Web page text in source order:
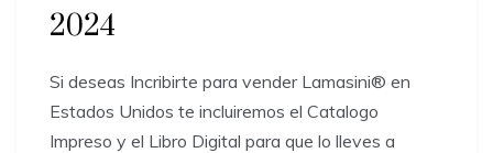
2024
Si deseas Incribirte para vender Lamasini®️ en
Estados Unidos te incluiremos el Catalogo
Impreso y el Libro Digital para que lo lleves a